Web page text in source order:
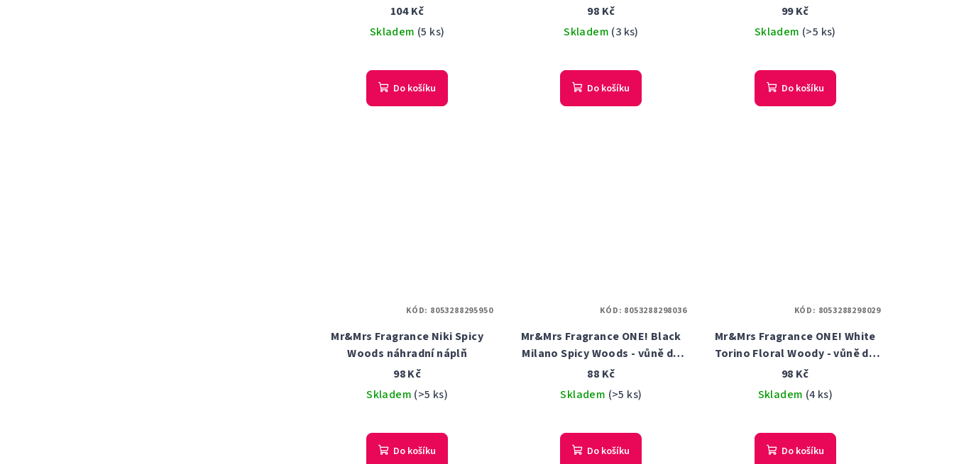
104 Kč
Skladem (5 ks)
Do košíku
98 Kč
Skladem (3 ks)
Do košíku
99 Kč
Skladem (>5 ks)
Do košíku
Mr&Mrs Fragrance Niki Spicy
Woods náhradní náplň
98 Kč
Skladem (>5 ks)
Do košíku
KÓD: 8053288295950
Mr&Mrs Fragrance ONE! Black
Milano Spicy Woods - vůně do
auta
88 Kč
Skladem (>5 ks)
Do košíku
KÓD: 8053288298036
Mr&Mrs Fragrance ONE! White
Torino Floral Woody - vůně do
auta
98 Kč
Skladem (4 ks)
Do košíku
KÓD: 8053288298029